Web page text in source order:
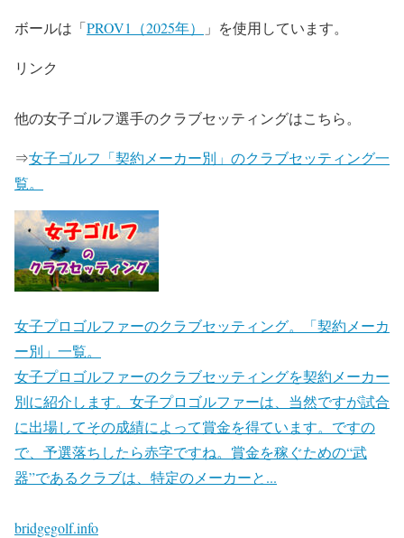
ボールは「PROV1（2025年） 」を使用しています。
リンク
他の女子ゴルフ選手のクラブセッティングはこちら。
⇒女子ゴルフ「契約メーカー別」のクラブセッティング一
覧。
女子プロゴルファーのクラブセッティング。「契約メーカ
ー別」一覧。
女子プロゴルファーのクラブセッティングを契約メーカー
別に紹介します。女子プロゴルファーは、当然ですが試合
に出場してその成績によって賞金を得ています。ですの
で、予選落ちしたら赤字ですね。賞金を稼ぐための“武
器”であるクラブは、特定のメーカーと...
bridgegolf.info